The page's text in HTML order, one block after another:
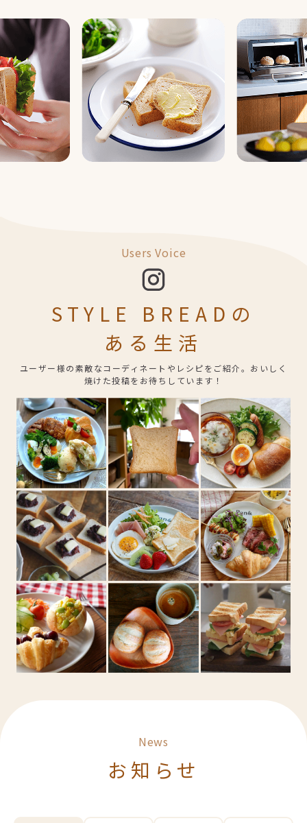
Users Voice
STYLE BREADの
ある生活
ユーザー様の素敵なコーディネートやレシピをご紹介。おいしく
焼けた投稿をお待ちしています！
News
お知らせ